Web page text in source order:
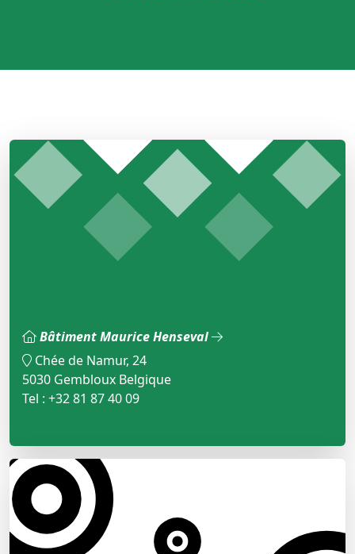
Bâtiment Maurice Henseval
Chée de Namur, 24
5030 Gembloux Belgique
Tel : +32 81 87 40 09